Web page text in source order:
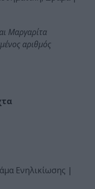
Μαργαρίτα
αριθμός
Ενηλικίωσης |